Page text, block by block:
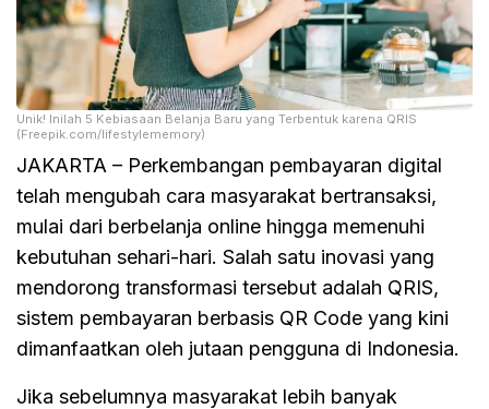
Unik! Inilah 5 Kebiasaan Belanja Baru yang Terbentuk karena QRIS
(Freepik.com/lifestylememory)
JAKARTA – Perkembangan pembayaran digital
telah mengubah cara masyarakat bertransaksi,
mulai dari berbelanja online hingga memenuhi
kebutuhan sehari-hari. Salah satu inovasi yang
mendorong transformasi tersebut adalah QRIS,
sistem pembayaran berbasis QR Code yang kini
dimanfaatkan oleh jutaan pengguna di Indonesia.
Jika sebelumnya masyarakat lebih banyak